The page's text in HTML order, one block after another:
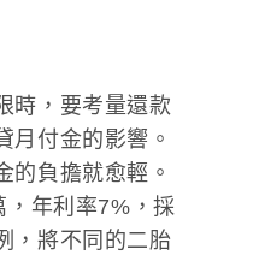
時，要考量還款
月付金的影響。
的負擔就愈輕。
年利率7%，採
，將不同的二胎